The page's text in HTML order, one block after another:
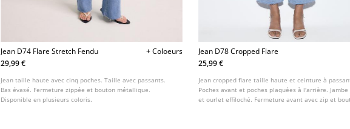
Jean D74 Flare Stretch Fendu
+ Coloeurs
29,99 €
Jean taille haute avec cinq poches. Taille avec passants.
Bas évasé. Fermeture zippée et bouton métallique.
Disponible en plusieurs coloris.
Jean D78 Cropped Flare
25,99 €
Jean cropped flare taille haute et ceinture à
Poches avant et poches plaquées à l'arrière. Jambe
et ourlet effiloché. Fermeture avant avec zip et